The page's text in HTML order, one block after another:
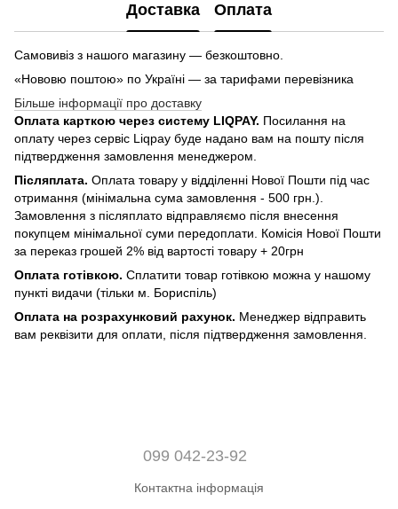
Доставка Оплата
Самовивіз з нашого магазину — безкоштовно.
«Нововю поштою» по Україні — за тарифами перевізника
Більше інформації про доставку
Оплата карткою через систему LIQPAY. Посилання на
оплату через сервіс Liqpay буде надано вам на пошту після
підтвердження замовлення менеджером.
Післяплата. Оплата товару у відділенні Нової Пошти під час
отримання (мінімальна сума замовлення - 500 грн.).
Замовлення з післяплато відправляємо після внесення
покупцем мінімальної суми передоплати. Комісія Нової Пошти
за переказ грошей 2% від вартості товару + 20грн
Оплата готівкою. Сплатити товар готівкою можна у нашому
пункті видачи (тільки м. Бориспіль)
Оплата на розрахунковий рахунок. Менеджер відправить
вам реквізити для оплати, після підтвердження замовлення.
099 042-23-92
Контактна інформація